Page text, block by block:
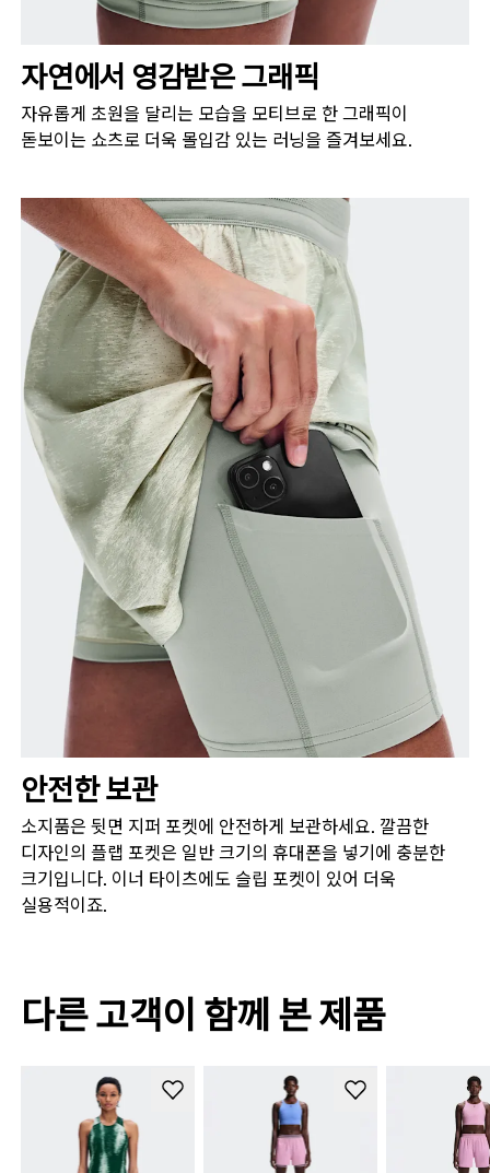
자연에서 영감받은 그래픽
자유롭게 초원을 달리는 모습을 모티브로 한 그래픽이
돋보이는 쇼츠로 더욱 몰입감 있는 러닝을 즐겨보세요.
안전한 보관
소지품은 뒷면 지퍼 포켓에 안전하게 보관하세요. 깔끔한
디자인의 플랩 포켓은 일반 크기의 휴대폰을 넣기에 충분한
크기입니다. 이너 타이츠에도 슬립 포켓이 있어 더욱
실용적이죠.
다른 고객이 함께 본 제품